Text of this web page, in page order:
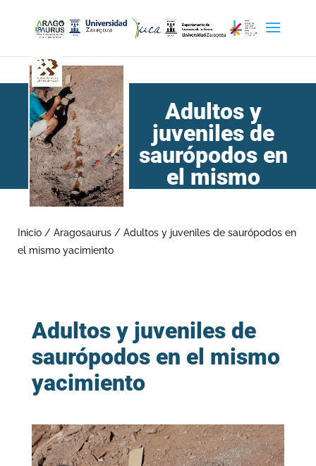
Adultos y
juveniles de
saurópodos en
el mismo
Inicio / Aragosaurus / Adultos y juveniles de saurópodos en
el mismo yacimiento
Adultos y juveniles de
saurópodos en el mismo
yacimiento